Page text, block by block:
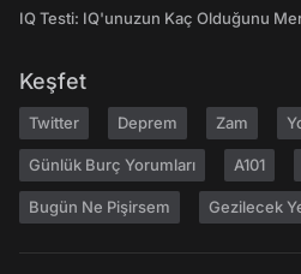
IQ Testi: IQ'unuzun Kaç Olduğunu
Keşfet
Twitter Deprem Zam
Günlük Burç Yorumları A101
Bugün Ne Pişirsem Gezilecek